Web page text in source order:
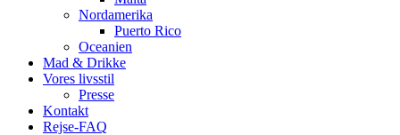
Nordamerika
Puerto Rico
Oceanien
Mad & Drikke
Vores livsstil
Presse
Kontakt
Rejse-FAQ